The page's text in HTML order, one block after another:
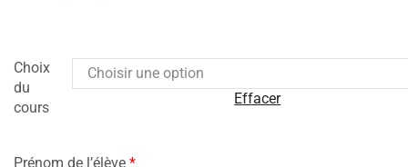
Choix
du
cours
Effacer
Prénom de l’élève *